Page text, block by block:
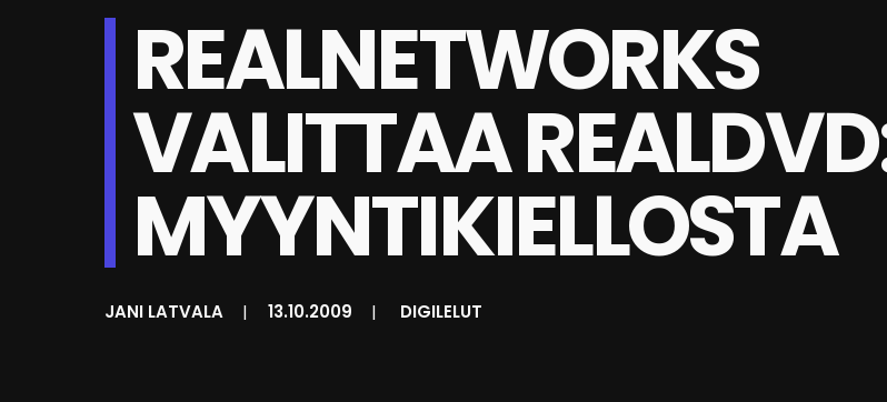
REALNETWORKS
VALITTAA
MYYNTIKIELLOSTA
JANI LATVALA | 13.10.2009 | DIGILELUT